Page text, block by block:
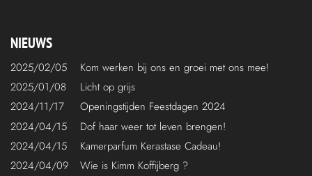
NIEUWS
2025/02/05
Kom werken bij ons en groei met ons mee!
2025/01/08
Licht op grijs
2024/11/17
Openingstijden Feestdagen 2024
2024/04/15
Dof haar weer tot leven brengen!
2024/04/15
Kamerparfum Kerastase Cadeau!
2024/04/09
Wie is Kimm Koffijberg ?